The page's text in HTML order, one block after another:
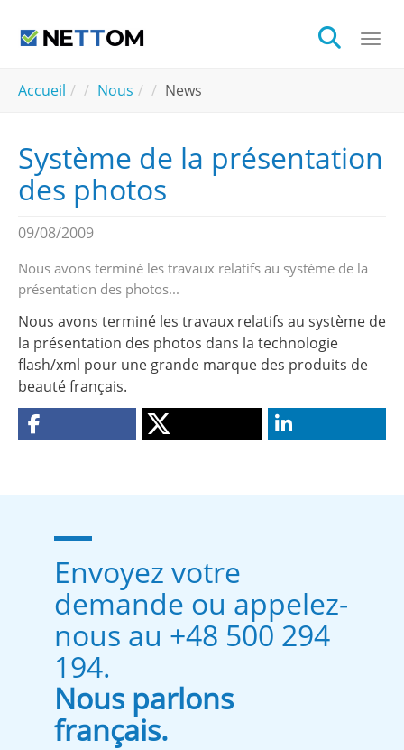
Accueil Nous News
Système de la présentation
des photos
09/08/2009
Nous avons terminé les travaux relatifs au système de la
présentation des photos...
Nous avons terminé les travaux relatifs au système de
la présentation des photos dans la technologie
flash/xml pour une grande marque des produits de
beauté français.
Envoyez votre
demande ou appelez-
nous au +48 500 294
194.
Nous parlons
français.